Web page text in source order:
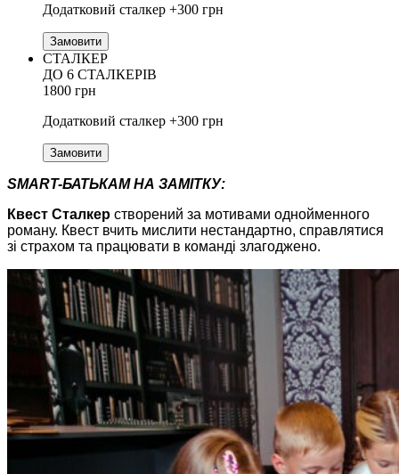
Додатковий сталкер +300 грн
Замовити
СТАЛКЕР
ДО 6 СТАЛКЕРІВ
1800 грн
Додатковий сталкер +300 грн
Замовити
SMART-БАТЬКАМ НА ЗАМІТКУ:
Квест Сталкер створений за мотивами однойменного
роману. Квест вчить мислити нестандартно, справлятися
зі страхом та працювати в команді злагоджено.